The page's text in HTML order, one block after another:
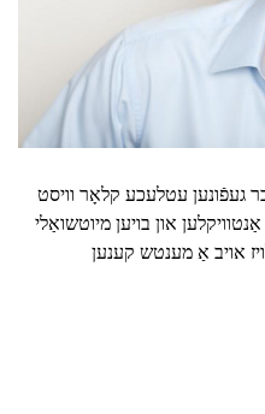
געפֿונען עטלעכע קלאָר וויסט
און בויען מיוטשואַלי
אויב אַ מענטש קענען